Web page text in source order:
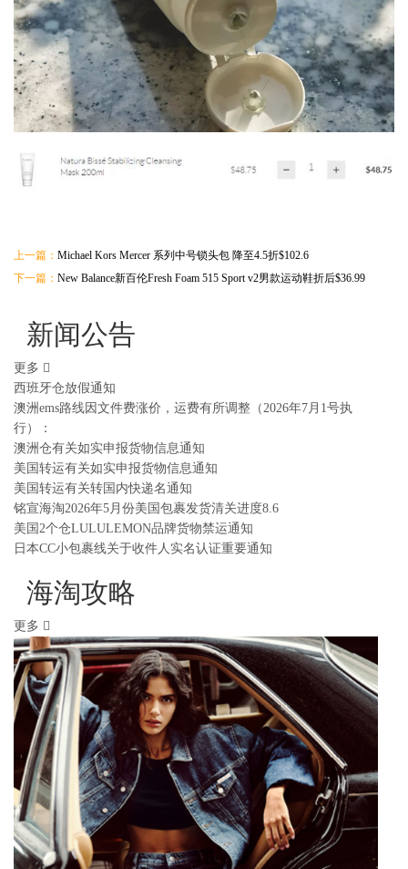
上一篇： Michael Kors Mercer 系列中号锁头包 降至4.5折$102.6
下一篇： New Balance新百伦Fresh Foam 515 Sport v2男款运动鞋折后$36.99
新闻公告
更多
西班牙仓放假通知
澳洲ems路线因文件费涨价，运费有所调整（2026年7月1号执
行）：
澳洲仓有关如实申报货物信息通知
美国转运有关如实申报货物信息通知
美国转运有关转国内快递名通知
铭宣海淘2026年5月份美国包裹发货清关进度8.6
美国2个仓LULULEMON品牌货物禁运通知
日本CC小包裹线关于收件人实名认证重要通知
海淘攻略
更多